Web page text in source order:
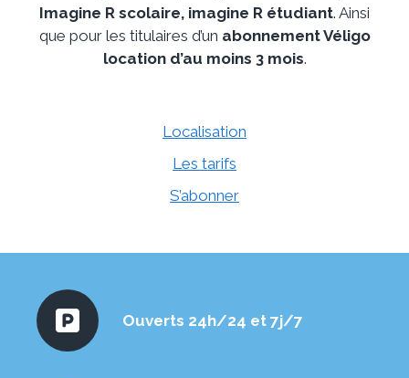
Imagine R scolaire, imagine R étudiant. Ainsi
que pour les titulaires d’un abonnement Véligo
location d’au moins 3 mois.
Localisation
Les tarifs
S’abonner
Ouverts 24h/24 et 7j/7